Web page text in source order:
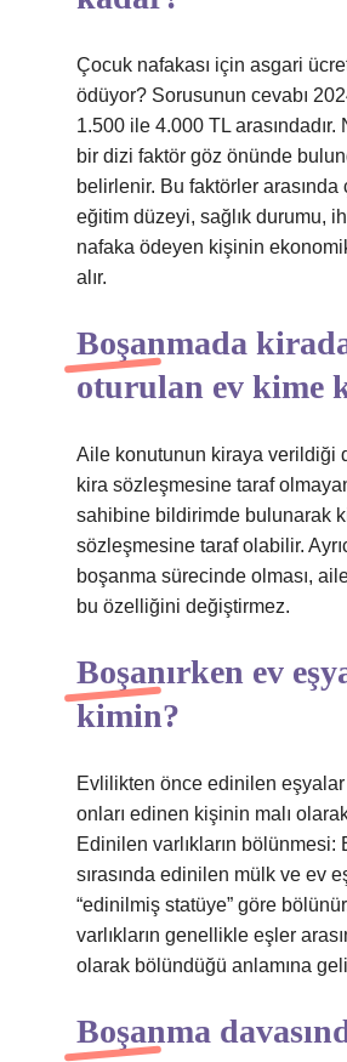
Çocuk nafakası için asgari
ödüyor? Sorusunun cevabı
1.500 ile 4.000 TL arasındadır.
bir dizi faktör göz önünde
belirlenir. Bu faktörler arasında
eğitim düzeyi, sağlık durumu,
nafaka ödeyen kişinin
alır.
Boşanmada
oturulan ev kime
Aile konutunun kiraya verildiği
kira sözleşmesine taraf
sahibine bildirimde bulunarak
sözleşmesine taraf olabilir.
boşanma sürecinde olması,
bu özelliğini değiştirmez.
Boşanırken ev
kimin?
Evlilikten önce edinilen
onları edinen kişinin malı
Edinilen varlıkların bölünmesi:
sırasında edinilen mülk ve ev
“edinilmiş statüye” göre
varlıkların genellikle eşler
olarak bölündüğü anlamına
Boşanma